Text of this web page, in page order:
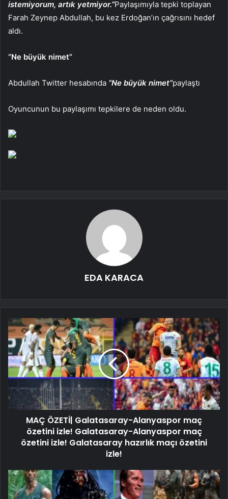
istemiyorum, artık yetmiyor.”Paylaşımıyla tepki toplayan
Farah Zeynep Abdullah, bu kez Erdoğan’ın çağrısını hedef
aldı.
“Ne büyük nimet”
Abdullah Twitter hesabında “Ne büyük nimet”paylaştı
Oyuncunun bu paylaşımı tepkilere de neden oldu.
EDA KARACA
MAÇ ÖZETİ| Galatasaray-Alanyaspor maç
özetini izle! Galatasaray-Alanyaspor maç
özetini izle! Galatasaray hazırlık maçı özetini
izle!